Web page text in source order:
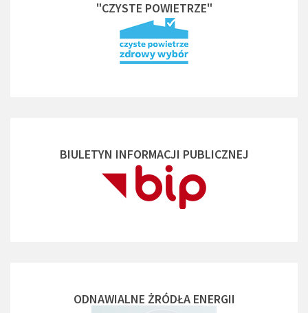
"CZYSTE POWIETRZE"
BIULETYN INFORMACJI PUBLICZNEJ
ODNAWIALNE ŻRÓDŁA ENERGII